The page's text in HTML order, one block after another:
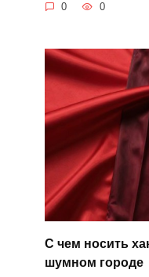
0 0
С чем носить
шумном городе